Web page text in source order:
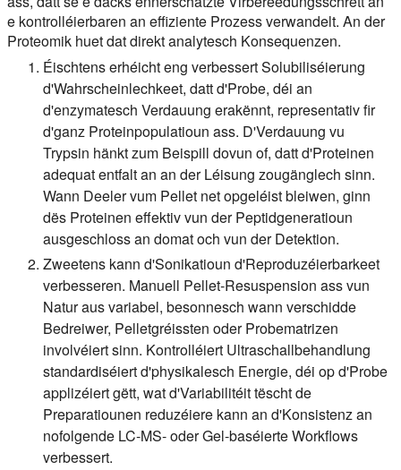
e kontrolléierbaren an effiziente Prozess verwandelt. An der
Proteomik huet dat direkt analytesch Konsequenzen.
Éischtens erhéicht eng verbessert Solubiliséierung
d'Wahrscheinlechkeet, datt d'Probe, déi an
d'enzymatesch Verdauung erakënnt, representativ fir
d'ganz Proteinpopulatioun ass. D'Verdauung vu
Trypsin hänkt zum Beispill dovun of, datt d'Proteinen
adequat entfalt an an der Léisung zougänglech sinn.
Wann Deeler vum Pellet net opgeléist bleiwen, ginn
dës Proteinen effektiv vun der Peptidgeneratioun
ausgeschloss an domat och vun der Detektion.
Zweetens kann d'Sonikatioun d'Reproduzéierbarkeet
verbesseren. Manuell Pellet-Resuspension ass vun
Natur aus variabel, besonnesch wann verschidde
Bedreiwer, Pelletgréissten oder Probematrizen
involvéiert sinn. Kontrolléiert Ultraschallbehandlung
standardiséiert d'physikalesch Energie, déi op d'Probe
applizéiert gëtt, wat d'Variabilitéit tëscht de
Preparatiounen reduzéiere kann an d'Konsistenz an
nofolgende LC-MS- oder Gel-baséierte Workflows
verbessert.